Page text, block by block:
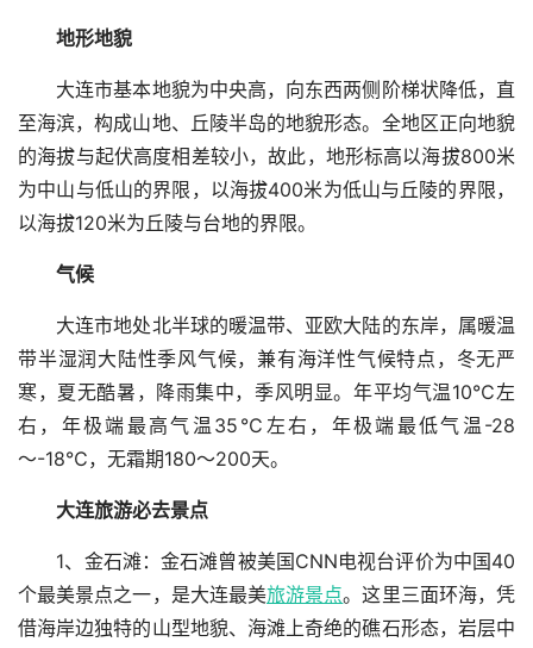
地形地貌
大连市基本地貌为中央高，向东西两侧阶梯状降低，直
至海滨，构成山地、丘陵半岛的地貌形态。全地区正向地貌
的海拔与起伏高度相差较小，故此，地形标高以海拔800米
为中山与低山的界限，以海拔400米为低山与丘陵的界限，
以海拔120米为丘陵与台地的界限。
气候
大连市地处北半球的暖温带、亚欧大陆的东岸，属暖温
带半湿润大陆性季风气候，兼有海洋性气候特点，冬无严
寒，夏无酷暑，降雨集中，季风明显。年平均气温10℃左
右，年极端最高气温35℃左右，年极端最低气温-28
～-18℃，无霜期180～200天。
大连旅游必去景点
1、金石滩：金石滩曾被美国CNN电视台评价为中国40
个最美景点之一，是大连最美旅游景点。这里三面环海，凭
借海岸边独特的山型地貌、海滩上奇绝的礁石形态，岩层中